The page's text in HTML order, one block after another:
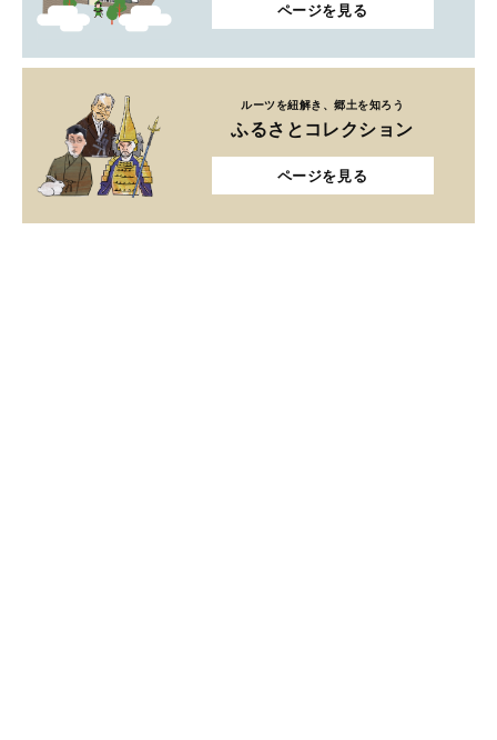
ページを見る
ルーツを紐解き、郷土を知ろう
ふるさとコレクション
ページを見る